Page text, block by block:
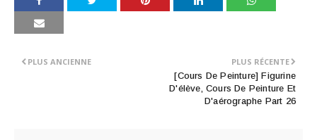
PLUS RÉCENTE
[Cours De Peinture] Figurine
D'élève, Cours De Peinture Et
D'aérographe Part 26
PLUS ANCIENNE